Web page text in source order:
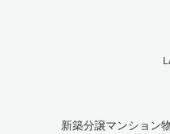
新築分譲マンション